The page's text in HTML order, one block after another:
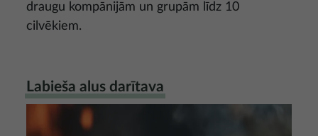
draugu kompānijām un grupām līdz 10
cilvēkiem.
Labieša alus darītava